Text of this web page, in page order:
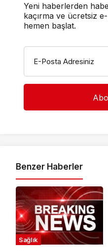
Yeni haberlerden
kaçırma ve ücretsiz
hemen başlat.
E-Posta Adresiniz
Benzer Haberler
Sağlık